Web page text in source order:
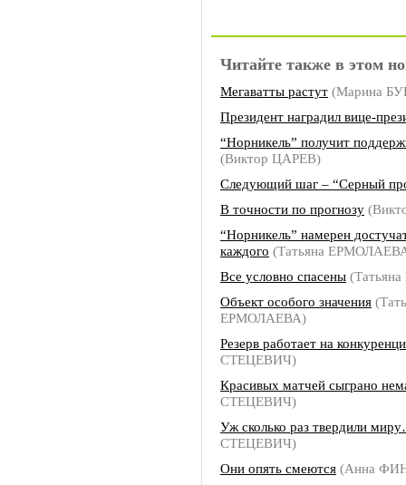
Читайте также в этом
Мегаватты растут (Марина
Президент наградил вице-
“Норникель” получит
(Виктор ЦАРЕВ)
Следующий шаг – “Серный
В точности по прогнозу
“Норникель” намерен
каждого (Татьяна
Все условно спасены
Объект особого значения
ЕРМОЛАЕВА)
Резерв работает на
СТЕЦЕВИЧ)
Красивых матчей сыграно
СТЕЦЕВИЧ)
Уж сколько раз твердили
СТЕЦЕВИЧ)
Они опять смеются (Анна